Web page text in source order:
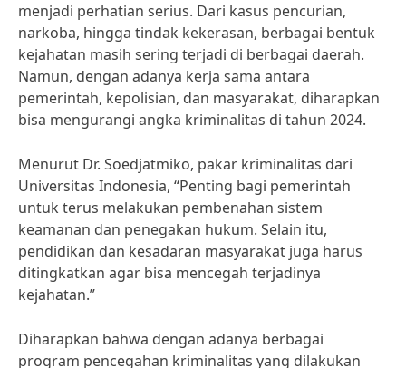
menjadi perhatian serius. Dari kasus pencurian,
narkoba, hingga tindak kekerasan, berbagai bentuk
kejahatan masih sering terjadi di berbagai daerah.
Namun, dengan adanya kerja sama antara
pemerintah, kepolisian, dan masyarakat, diharapkan
bisa mengurangi angka kriminalitas di tahun 2024.
Menurut Dr. Soedjatmiko, pakar kriminalitas dari
Universitas Indonesia, “Penting bagi pemerintah
untuk terus melakukan pembenahan sistem
keamanan dan penegakan hukum. Selain itu,
pendidikan dan kesadaran masyarakat juga harus
ditingkatkan agar bisa mencegah terjadinya
kejahatan.”
Diharapkan bahwa dengan adanya berbagai
program pencegahan kriminalitas yang dilakukan